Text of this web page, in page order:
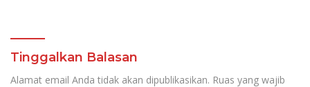
Tinggalkan Balasan
Alamat email Anda tidak akan dipublikasikan. Ruas yang wajib